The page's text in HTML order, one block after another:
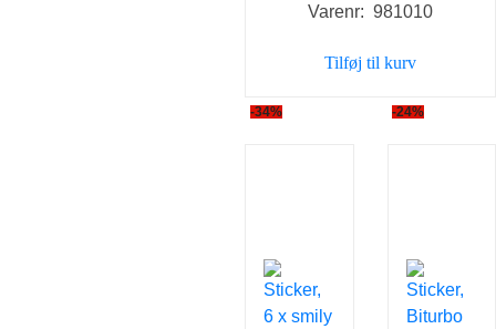
pris
149,00 kr..
Varenr: 981010
Tilføj til kurv
-34% -24%